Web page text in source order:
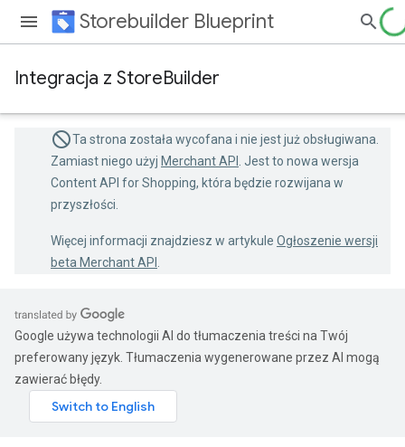
Storebuilder Blueprint
Integracja z StoreBuilder
Ta strona została wycofana i nie jest już obsługiwana.
Zamiast niego użyj Merchant API
. Jest to nowa wersja
Content API for Shopping, która będzie rozwijana w
przyszłości.
Więcej informacji znajdziesz w artykule Ogłoszenie wersji
beta Merchant API
Google używa technologii AI do tłumaczenia treści na Twój
preferowany język. Tłumaczenia wygenerowane przez AI mogą
zawierać błędy.